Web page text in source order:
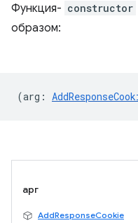
Функция- constructor
образом:
(arg :
арг
AddResponseCookie